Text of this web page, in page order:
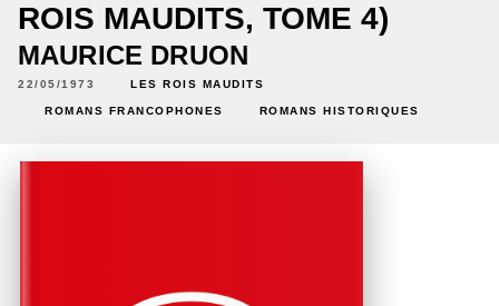
ROIS MAUDITS, TOME 4)
MAURICE DRUON
22/05/1973 LES ROIS MAUDITS
ROMANS FRANCOPHONES ROMANS HISTORIQUES